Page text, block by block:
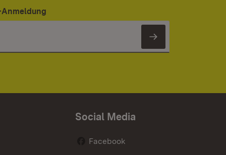
Newsletter
Social Media
Facebook